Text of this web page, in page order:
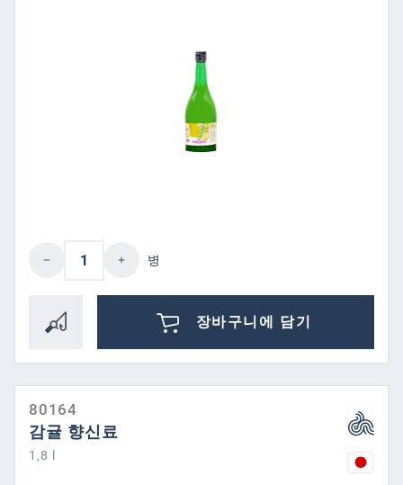
제품 수량: 원하는 값을 입력하거나 버튼
병
장바구니에 담기
80164
감귤 향신료
1,8 l